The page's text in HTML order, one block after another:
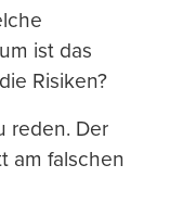
ist das
Risiken?
reden. Der
am falschen